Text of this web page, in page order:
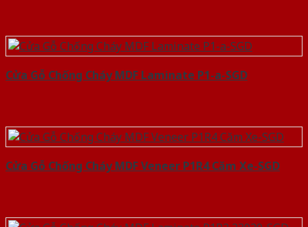
Cửa Gỗ Chống Cháy MDF Laminate P1-a-SGD
Cửa Gỗ Chống Cháy MDF Veneer P1R4 Căm Xe-SGD